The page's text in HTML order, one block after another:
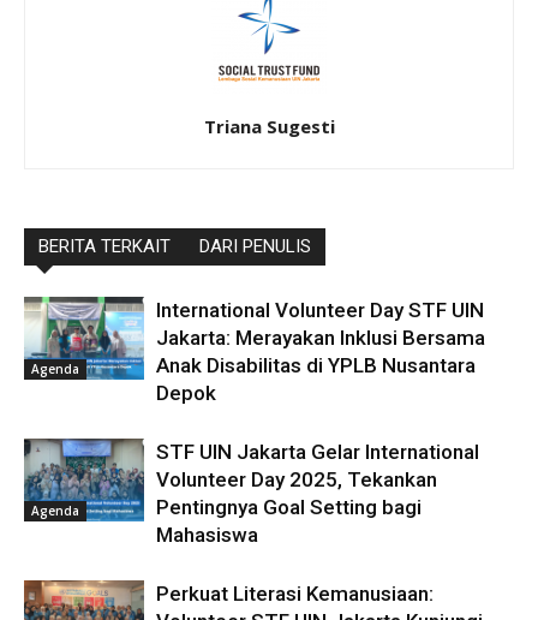
Triana Sugesti
BERITA TERKAIT DARI PENULIS
Agenda
International Volunteer Day STF UIN
Jakarta: Merayakan Inklusi Bersama
Anak Disabilitas di YPLB Nusantara
Depok
Agenda
STF UIN Jakarta Gelar International
Volunteer Day 2025, Tekankan
Pentingnya Goal Setting bagi
Mahasiswa
Perkuat Literasi Kemanusiaan: